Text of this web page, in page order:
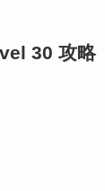
30 攻略